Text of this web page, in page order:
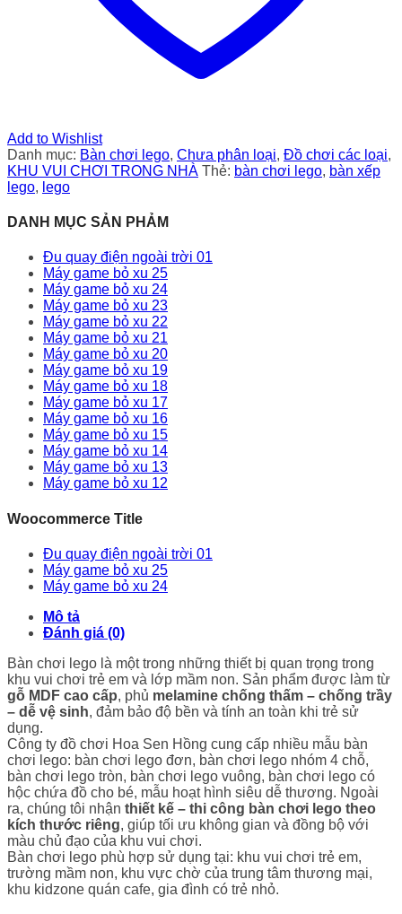
Add to Wishlist
Danh mục: Bàn chơi lego, Chưa phân loại, Đồ chơi các loại,
KHU VUI CHƠI TRONG NHÀ Thẻ: bàn chơi lego, bàn xếp
lego, lego
DANH MỤC SẢN PHẢM
Đu quay điện ngoài trời 01
Máy game bỏ xu 25
Máy game bỏ xu 24
Máy game bỏ xu 23
Máy game bỏ xu 22
Máy game bỏ xu 21
Máy game bỏ xu 20
Máy game bỏ xu 19
Máy game bỏ xu 18
Máy game bỏ xu 17
Máy game bỏ xu 16
Máy game bỏ xu 15
Máy game bỏ xu 14
Máy game bỏ xu 13
Máy game bỏ xu 12
Woocommerce Title
Đu quay điện ngoài trời 01
Máy game bỏ xu 25
Máy game bỏ xu 24
Mô tả
Đánh giá (0)
Bàn chơi lego là một trong những thiết bị quan trọng trong
khu vui chơi trẻ em và lớp mầm non. Sản phẩm được làm từ
gỗ MDF cao cấp, phủ melamine chống thấm – chống trầy
– dễ vệ sinh, đảm bảo độ bền và tính an toàn khi trẻ sử
dụng.
Công ty đồ chơi Hoa Sen Hồng cung cấp nhiều mẫu bàn
chơi lego: bàn chơi lego đơn, bàn chơi lego nhóm 4 chỗ,
bàn chơi lego tròn, bàn chơi lego vuông, bàn chơi lego có
hộc chứa đồ cho bé, mẫu hoạt hình siêu dễ thương. Ngoài
ra, chúng tôi nhận thiết kế – thi công bàn chơi lego theo
kích thước riêng, giúp tối ưu không gian và đồng bộ với
màu chủ đạo của khu vui chơi.
Bàn chơi lego phù hợp sử dụng tại: khu vui chơi trẻ em,
trường mầm non, khu vực chờ của trung tâm thương mại,
khu kidzone quán cafe, gia đình có trẻ nhỏ.